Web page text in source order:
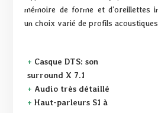
mémoire de forme et d’oreillettes
un choix varié de profils
+ Casque DTS: son
surround X 7.1
+ Audio très détaillé
+ Haut-parleurs S1 à